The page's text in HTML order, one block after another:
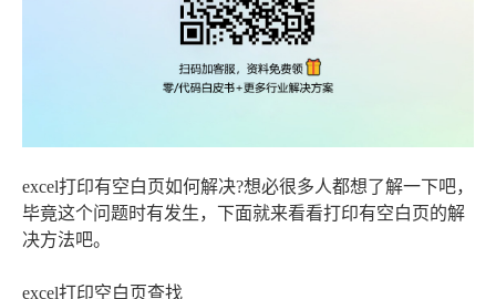
excel打印有空白页如何解决?想必很多人都想了解一下吧，
毕竟这个问题时有发生，下面就来看看打印有空白页的解
决方法吧。
excel打印空白页查找